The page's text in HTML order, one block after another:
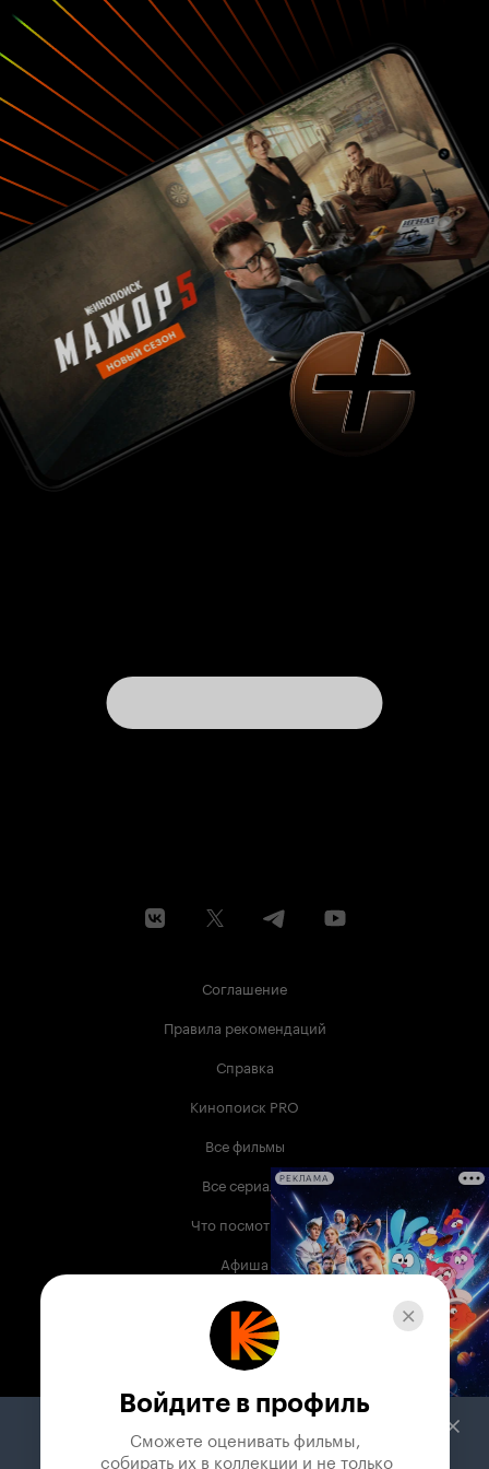
Соглашение
Правила рекомендаций
Справка
Кинопоиск PRO
Все фильмы
Все сериалы
Что посмотреть
Афиша
Музыка
Телепрограмма
Служба поддержки
РЕКЛАМА
Войдите в профиль
Сможете оценивать фильмы,
собирать их в коллекции и не только